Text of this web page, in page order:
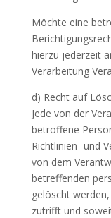
Möchte eine
hierzu jederzeit
Verarbeitung
d) Recht auf
Jede von der
betroffene
Richtlinien- und
von dem
betreffenden
gelöscht
zutrifft und